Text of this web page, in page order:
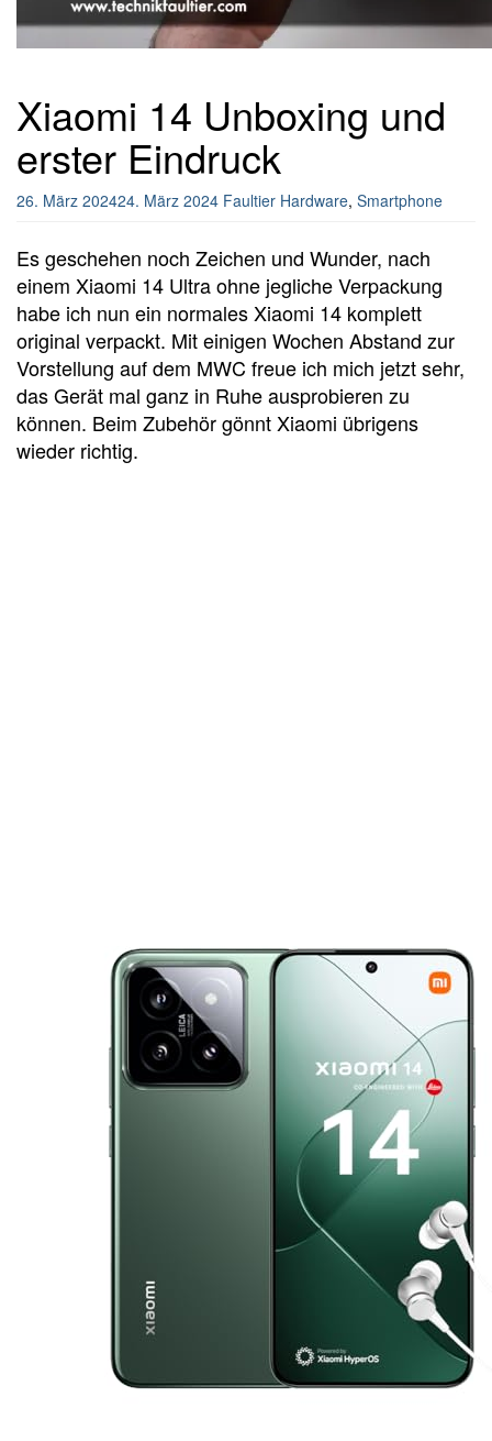
Xiaomi 14 Unboxing und
erster Eindruck
26. März 202424. März 2024 Faultier Hardware, Smartphone
Es geschehen noch Zeichen und Wunder, nach
einem Xiaomi 14 Ultra ohne jegliche Verpackung
habe ich nun ein normales Xiaomi 14 komplett
original verpackt. Mit einigen Wochen Abstand zur
Vorstellung auf dem MWC freue ich mich jetzt sehr,
das Gerät mal ganz in Ruhe ausprobieren zu
können. Beim Zubehör gönnt Xiaomi übrigens
wieder richtig.